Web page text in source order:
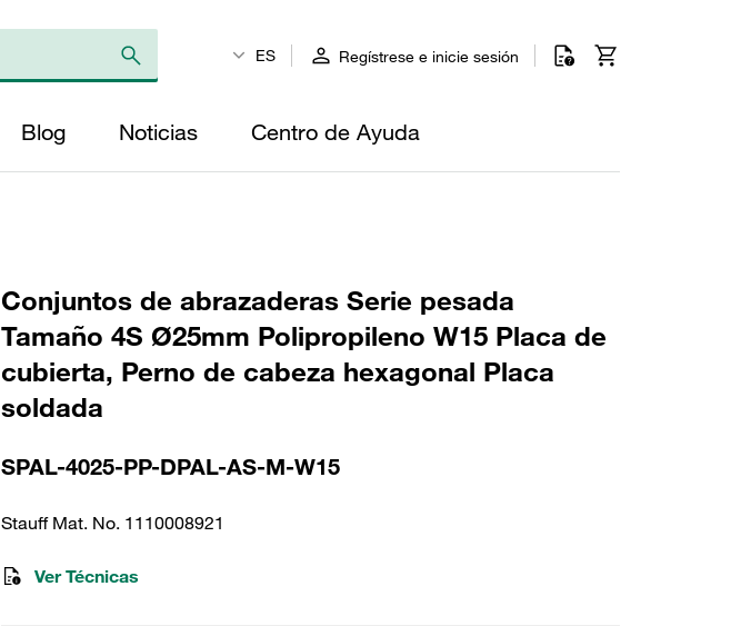
ES Regístrese e inicie sesión
Blog Noticias Centro de Ayuda
Conjuntos de abrazaderas Serie pesada
Tamaño 4S Ø25mm Polipropileno W15 Placa de
cubierta, Perno de cabeza hexagonal Placa
soldada
SPAL-4025-PP-DPAL-AS-M-W15
Stauff Mat. No. 1110008921
Ver Técnicas